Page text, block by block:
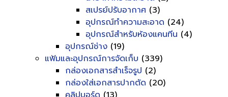
สเปรย์ปรับอากาศ (3)
อุปกรณ์ทำความสะอาด (24)
อุปกรณ์สำหรับห้องแคนทีน (4)
อุปกรณ์ช่าง (19)
แฟ้มและอุปกรณ์การจัดเก็บ (339)
กล่องเอกสารสำเร็จรูป (2)
กล่องใส่เอกสารปากตัด (20)